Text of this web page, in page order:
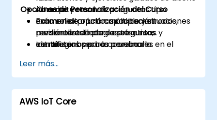
Abordar y resolver preguntas tipo
examen de opción múltiple y situaciones
mediante estrategias efectivas.
Identificar brechas personales en el
enfocado para el examen de
certificación.
de arquitectura.
Exámenes prácticos cronometrados,
revisión detallada de preguntas y
estrategias para la prueba.
Opciones de Personalización del Curso
Para solicitar una capacitación
personalizada para este curso,
contáctenos para coordinarla.
Leer más...
AWS IoT Core